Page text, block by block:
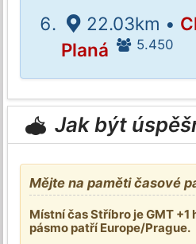
22.03km •
Planá
5.450
Jak být
Mějte na paměti časové
Místní čas Stříbro je GMT +1
pásmo patří Europe/Prague.